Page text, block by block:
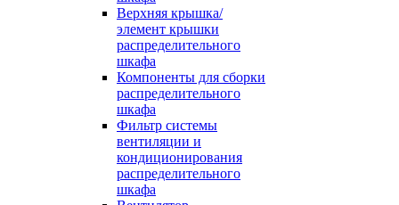
Верхняя крышка/
элемент крышки
распределительного
шкафа
Компоненты для сборки
распределительного
шкафа
Фильтр системы
вентиляции и
кондиционирования
распределительного
шкафа